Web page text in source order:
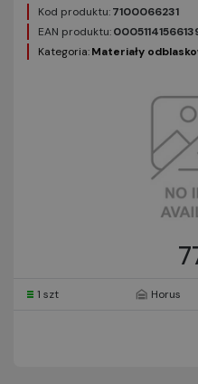
Kod produktu:7100066231
EAN produktu:
Kategoria:Materiały
1 szt Horus